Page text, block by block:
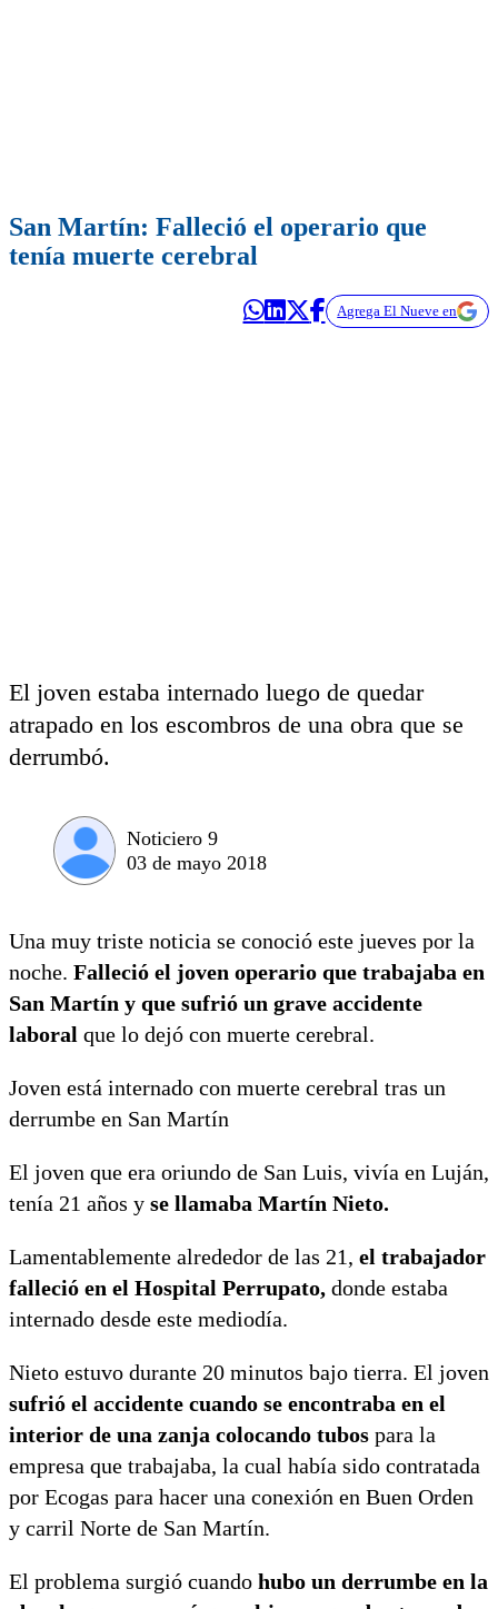
San Martín: Falleció el operario que
tenía muerte cerebral
Agrega El Nueve en
El joven estaba internado luego de quedar
atrapado en los escombros de una obra que se
derrumbó.
Noticiero 9
03 de mayo 2018
Una muy triste noticia se conoció este jueves por la
noche. Falleció el joven operario que trabajaba en
San Martín y que sufrió un grave accidente
laboral que lo dejó con muerte cerebral.
Joven está internado con muerte cerebral tras un
derrumbe en San Martín
El joven que era oriundo de San Luis, vivía en Luján,
tenía 21 años y se llamaba Martín Nieto.
Lamentablemente alrededor de las 21, el trabajador
falleció en el Hospital Perrupato, donde estaba
internado desde este mediodía.
Nieto estuvo durante 20 minutos bajo tierra. El joven
sufrió el accidente cuando se encontraba en el
interior de una zanja colocando tubos para la
empresa que trabajaba, la cual había sido contratada
por Ecogas para hacer una conexión en Buen Orden
y carril Norte de San Martín.
El problema surgió cuando hubo un derrumbe en la